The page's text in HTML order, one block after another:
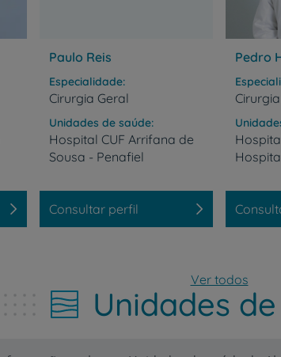
Prevenção e
Grandes Áreas
Paulo Reis
Especialidade
Cirurgia Geral
Unidades de saúde
Hospital CUF Arrifana de
Sousa - Penafiel
Consultar perfil
Pedro
Ver todos
Unidades